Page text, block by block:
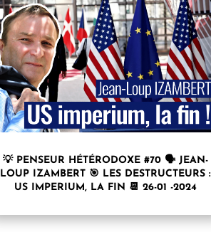
💡 PENSEUR HÉTÉRODOXE #70 🗣 JEAN-
LOUP IZAMBERT 🎯 LES DESTRUCTEURS :
US IMPERIUM, LA FIN 📆 26-01 -2024